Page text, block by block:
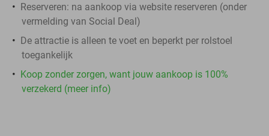
Reserveren: na aankoop via website reserveren (onder
vermelding van Social Deal)
De attractie is alleen te voet en beperkt per rolstoel
toegankelijk
Koop zonder zorgen, want jouw aankoop is 100%
verzekerd (meer info)